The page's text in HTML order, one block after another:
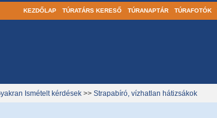
KEZDŐLAP TÚRATÁRS KERESŐ TÚRANAPTÁR TÚRAFOTÓK
Ismételt kérdések >> Strapabíró, vízhatlan hátizsákok